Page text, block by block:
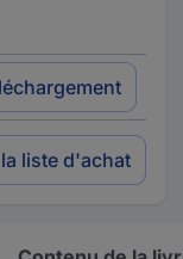
liste d'achat